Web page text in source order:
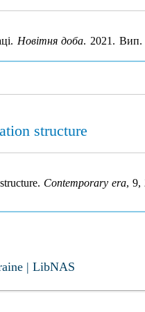
Новітня доба. 2021.
structure
Contemporary era, 9,
| LibNAS